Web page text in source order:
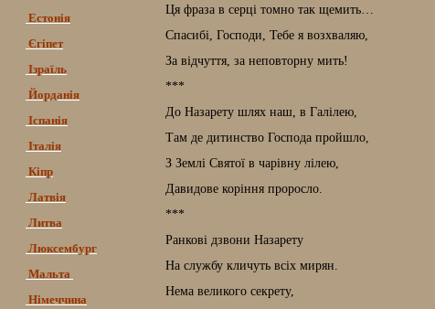
Естонія
Єгіпет
Ізраїль
Йорданія
Іспанія
Італія
Кіпр
Латвія
Литва
Люксембург
Мальта
Німеччина
Ця фраза в серці томно так щемить…
Спасибі, Господи, Тебе я возхваляю,
За відчуття, за неповторну мить!
***
До Назарету шлях наш, в Галілею,
Там де дитинство Господа пройшло,
З Землі Святої в чарівну лілею,
Давидове коріння проросло.
***
Ранкові дзвони Назарету
На службу кличуть всіх мирян.
Нема великого секрету,